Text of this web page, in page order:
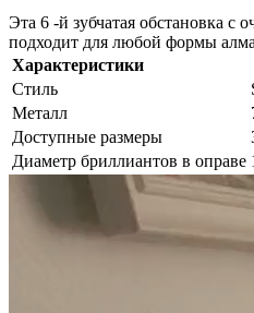
Эта 6 -й зубчатая обстановка с
подходит для любой формы
Характеристики
Стиль
Металл
Доступные размеры
Диаметр бриллиантов в оправе